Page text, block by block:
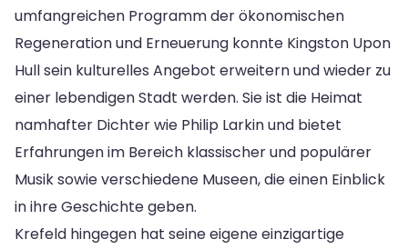
umfangreichen Programm der ökonomischen
Regeneration und Erneuerung konnte Kingston Upon
Hull sein kulturelles Angebot erweitern und wieder zu
einer lebendigen Stadt werden. Sie ist die Heimat
namhafter Dichter wie Philip Larkin und bietet
Erfahrungen im Bereich klassischer und populärer
Musik sowie verschiedene Museen, die einen Einblick
in ihre Geschichte geben.
Krefeld hingegen hat seine eigene einzigartige